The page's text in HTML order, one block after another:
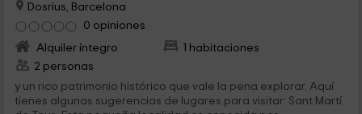
Dosrius, Barcelona
0 opiniones
Alquiler íntegro
1 habitaciones
2 personas
y un rico patrimonio histórico que vale la pena explorar. Aquí
tienes algunas sugerencias de lugares para visitar: Sant Martí